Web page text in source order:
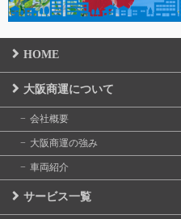
HOME
大阪商運について
会社概要
大阪商運の強み
車両紹介
サービス一覧